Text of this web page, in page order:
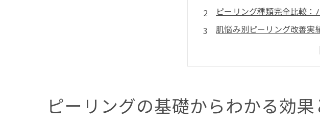
ピーリング種類完全比較
肌悩み別ピーリング改善実
愛知・長久手・名古屋エ
ピーリング料金相場・コー
自宅ピーリング×サロン併
長久手市のピーリングについ
ピーリングの基礎からわかる効